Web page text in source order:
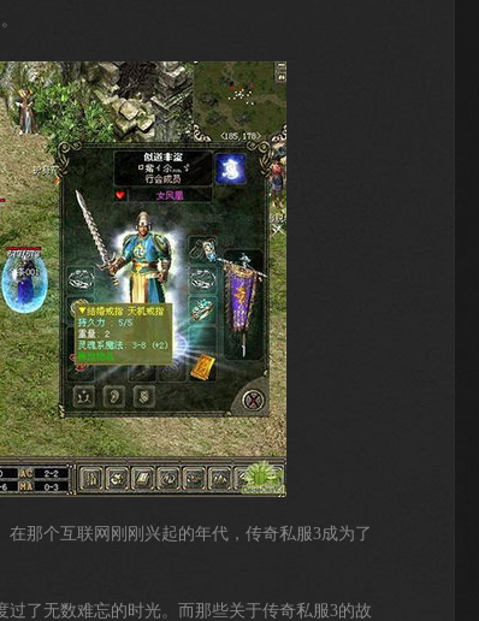
那个互联网刚刚兴起的年代，传奇私服3成为了
了无数难忘的时光。而那些关于传奇私服3的故